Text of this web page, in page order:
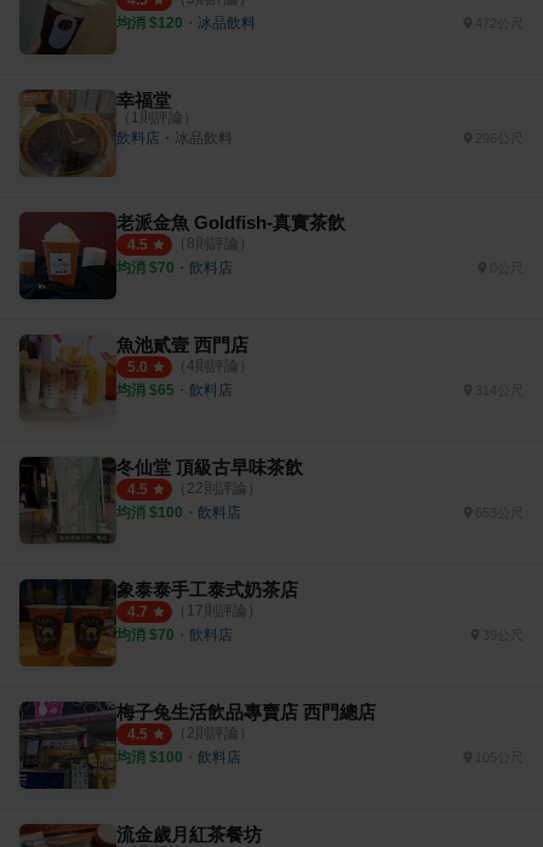
均消 $120 ・ 冰品飲料 472公尺
幸福堂
（ 1 則評論）
飲料店 ・ 冰品飲料
老派金魚 Goldfish-真實茶飲
4.5 （ 8則評論）
均消 $70 ・ 飲料店
魚池貳壹 西門店
5.0 （ 4則評論）
均消 $65 ・ 飲料店 314公尺
冬仙堂 頂級古早味茶飲
4.5 （ 22則評論）
均消 $100 ・ 飲料店 653公尺
象泰泰手工泰式奶茶店
4.7 （ 17則評論）
均消 $70 ・ 飲料店
梅子兔生活飲品專賣店 西門總店
4.5 （ 2則評論）
均消 $100 ・ 飲料店 105公尺
流金歲月紅茶餐坊